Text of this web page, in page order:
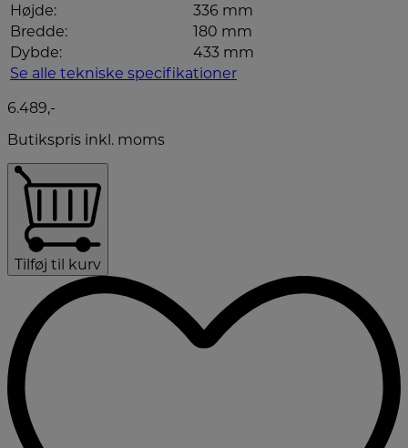
Højde:
336 mm
Bredde:
180 mm
Dybde:
433 mm
Se alle tekniske specifikationer
6.489,-
Butikspris inkl. moms
Tilføj til kurv